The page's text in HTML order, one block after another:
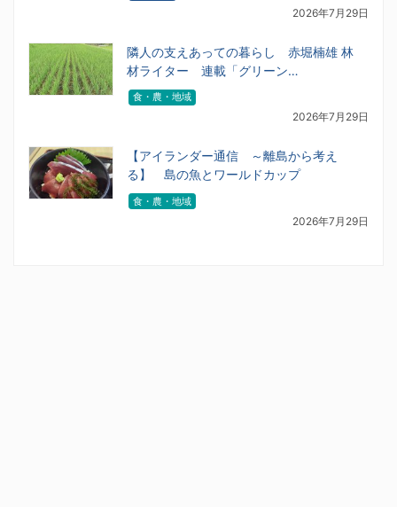
2026年7月29日
隣人の支えあっての暮らし 赤堀楠雄 林
材ライター 連載「グリーン…
食・農・地域
2026年7月29日
【アイランダー通信 ～離島から考え
る】 島の魚とワールドカップ
食・農・地域
2026年7月29日